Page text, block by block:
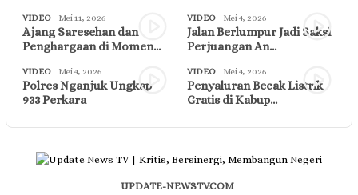
VIDEO Mei 11, 2026
Ajang Saresehan dan
Penghargaan di Momen…
VIDEO Mei 4, 2026
Jalan Berlumpur Jadi Saksi
Perjuangan An…
VIDEO Mei 4, 2026
Polres Nganjuk Ungkap
933 Perkara
VIDEO Mei 4, 2026
Penyaluran Becak Listrik
Gratis di Kabup…
UPDATE-NEWSTV.COM